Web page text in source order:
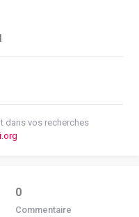
dans vos recherches
0
Commentaire